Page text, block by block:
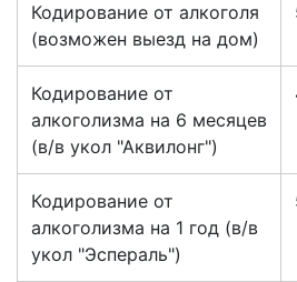
Кодирование от алкоголя
(возможен выезд на дом)
Кодирование от
алкоголизма на 6 месяцев
(в/в укол "Аквилонг")
Кодирование от
алкоголизма на 1 год (в/в
укол "Эспераль")